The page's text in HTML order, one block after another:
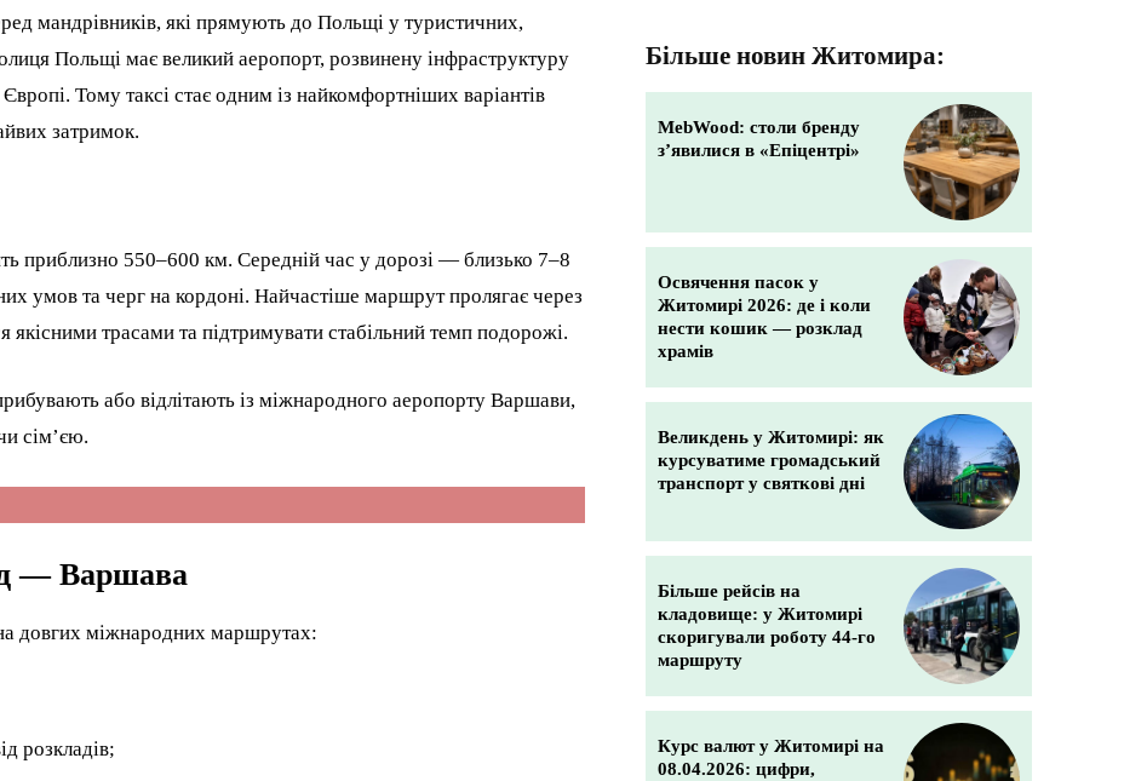
мандрівників, які прямують до Польщі у туристичних,
Польщі має великий аеропорт, розвинену інфраструктуру
Тому таксі стає одним із найкомфортніших варіантів
затримок.
приблизно 550–600 км. Середній час у дорозі — близько 7–8
умов та черг на кордоні. Найчастіше маршрут пролягає через
трасами та підтримувати стабільний темп подорожі.
або відлітають із міжнародного аеропорту Варшави,
сім’єю.
— Варшава
довгих міжнародних маршрутах:
розкладів;
Більше новин Житомира:
MebWood: столи бренду
з’явилися в «Епіцентрі»
Освячення пасок у
Житомирі 2026: де і коли
нести кошик — розклад
храмів
Великдень у Житомирі: як
курсуватиме громадський
транспорт у святкові дні
Більше рейсів на
кладовище: у Житомирі
скоригували роботу 44-го
маршруту
Курс валют у Житомирі на
08.04.2026: цифри,